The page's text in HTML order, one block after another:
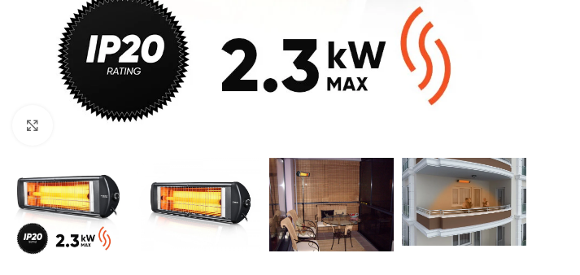
Namams ir biurams
Pramoniniai
higrometrai
Rūsiams
Priedai